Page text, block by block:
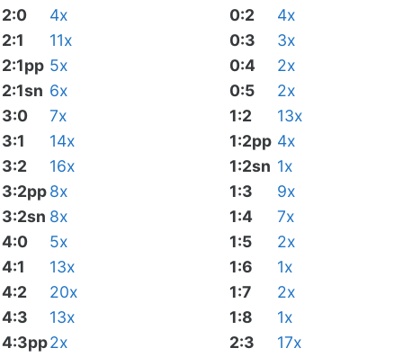
2:0
4x
2:1
11x
2:1pp 5x
2:1sn 6x
3:0
7x
3:1
14x
3:2
16x
3:2pp8x
3:2sn 8x
4:0
5x
4:1
13x
4:2
20x
4:3
13x
4:3pp2x
0:2
4x
0:3
3x
0:4
2x
0:5
2x
1:2
13x
1:2pp 4x
1:2sn 1x
1:3
9x
1:4
7x
1:5
2x
1:6
1x
1:7
2x
1:8
1x
2:3
17x